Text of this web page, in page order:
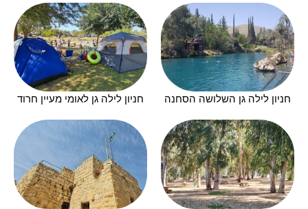
חניון לילה גן השלושה הסחנה חניון לילה גן לאומי מעיין חרוד